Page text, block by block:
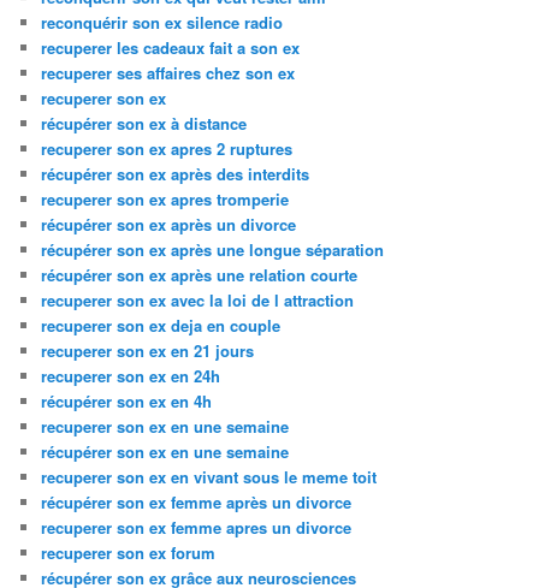
reconquérir son ex silence radio
recuperer les cadeaux fait a son ex
recuperer ses affaires chez son ex
recuperer son ex
récupérer son ex à distance
recuperer son ex apres 2 ruptures
récupérer son ex après des interdits
recuperer son ex apres tromperie
récupérer son ex après un divorce
récupérer son ex après une longue séparation
récupérer son ex après une relation courte
recuperer son ex avec la loi de l attraction
recuperer son ex deja en couple
recuperer son ex en 21 jours
recuperer son ex en 24h
récupérer son ex en 4h
recuperer son ex en une semaine
récupérer son ex en une semaine
recuperer son ex en vivant sous le meme toit
récupérer son ex femme après un divorce
recuperer son ex femme apres un divorce
recuperer son ex forum
récupérer son ex grâce aux neurosciences